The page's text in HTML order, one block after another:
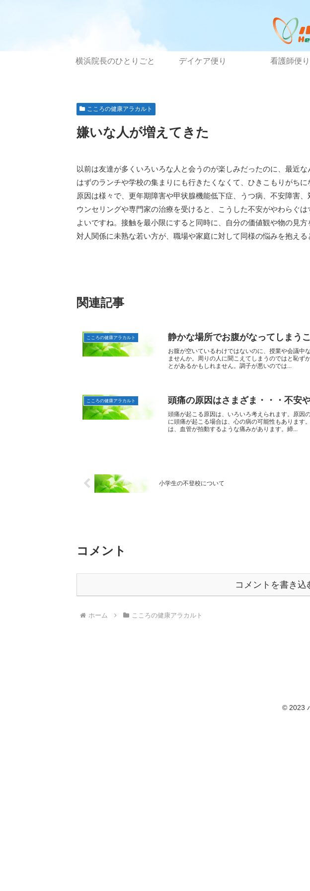
横浜院長のひとりごと デイケア便り 看護師便り
こころの健康アラカルト
嫌いな人が増えてきた
以前は友達が多くいろいろな人と会うのが楽しみだったのに、最近
はずのランチや学校の集まりにも行きたくなくて、ひきこもりがち
原因は様々で、更年期障害や甲状腺機能低下症、うつ病、不安障害
ウンセリングや専門家の治療を受けると、こうした不安がやわらぐ
よいですね。接触を最小限にすると同時に、自分の価値観や物の見
対人関係に未熟な若い方が、職場や家庭に対して同様の悩みを抱える
関連記事
こころの健康アラカルト 静かな場所でお腹がなってしまう
お腹が空いているわけではないのに、授業や会議中
ませんか。周りの人に聞こえてしまうのではと恥ず
とがあるかもしれません。調子が悪いのでは...
こころの健康アラカルト 頭痛の原因はさまざま・・・不安
頭痛が起こる原因は、いろいろ考えられます。原因
に頭痛が起こる場合は、心の病の可能性もあります
は、血管が拍動するような痛みがあります。締...
小学生の不登校について
コメント
コメントを書き込
ホーム こころの健康アラカルト
© 2023